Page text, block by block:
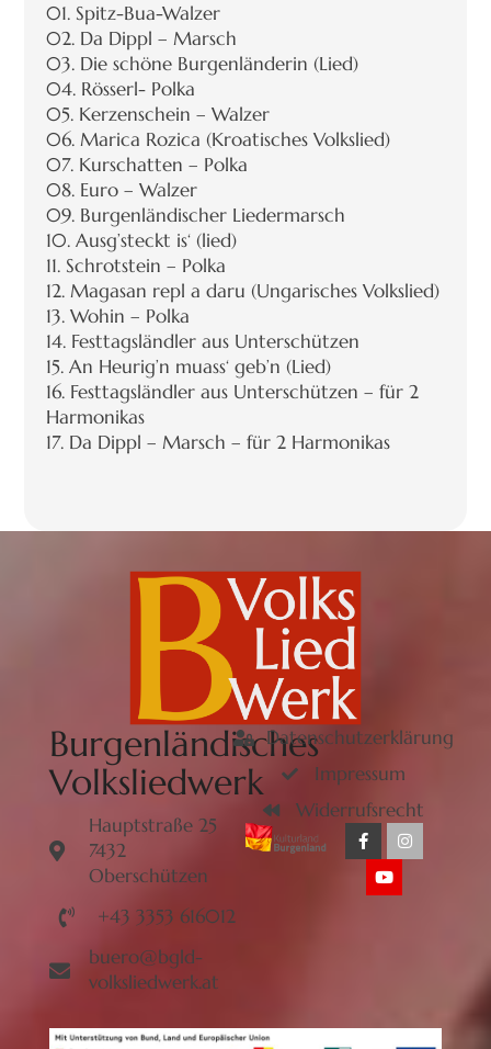
01. Spitz-Bua-Walzer
02. Da Dippl – Marsch
03. Die schöne Burgenländerin (Lied)
04. Rösserl- Polka
05. Kerzenschein – Walzer
06. Marica Rozica (Kroatisches Volkslied)
07. Kurschatten – Polka
08. Euro – Walzer
09. Burgenländischer Liedermarsch
10. Ausg’steckt is‘ (lied)
11. Schrotstein – Polka
12. Magasan repl a daru (Ungarisches Volkslied)
13. Wohin – Polka
14. Festtagsländler aus Unterschützen
15. An Heurig’n muass‘ geb’n (Lied)
16. Festtagsländler aus Unterschützen – für 2
Harmonikas
17. Da Dippl – Marsch – für 2 Harmonikas
Burgenländisches
Volksliedwerk
Hauptstraße 25
7432
Oberschützen
+43 3353 616012
buero@bgld-
volksliedwerk.at
Datenschutzerklärung
Impressum
Widerrufsrecht